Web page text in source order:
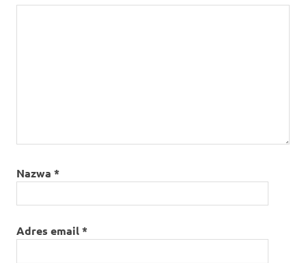
Nazwa *
Adres email*